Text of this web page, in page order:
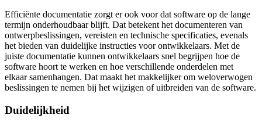
Efficiënte documentatie zorgt er ook voor dat software op de lange
termijn onderhoudbaar blijft. Dat betekent het documenteren van
ontwerpbeslissingen, vereisten en technische specificaties, evenals
het bieden van duidelijke instructies voor ontwikkelaars. Met de
juiste documentatie kunnen ontwikkelaars snel begrijpen hoe de
software hoort te werken en hoe verschillende onderdelen met
elkaar samenhangen. Dat maakt het makkelijker om weloverwogen
beslissingen te nemen bij het wijzigen of uitbreiden van de software.
Duidelijkheid